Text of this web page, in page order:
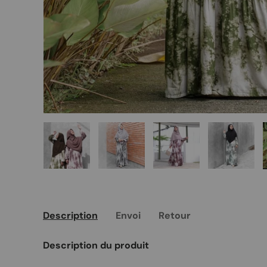
Description Envoi Retour
Description du produit